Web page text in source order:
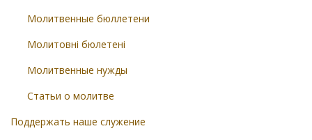
Молитвенные бюллетени
Молитовні бюлетені
Молитвенные нужды
Статьи о молитве
Поддержать наше служение